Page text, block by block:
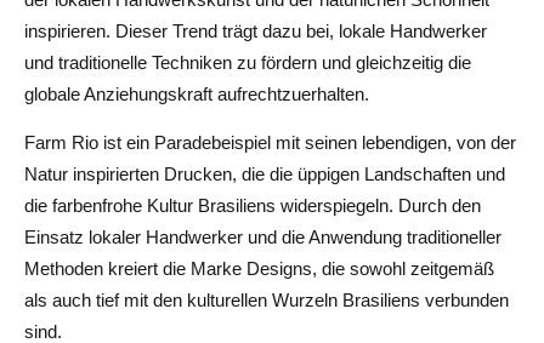
inspirieren. Dieser Trend trägt dazu bei, lokale Handwerker
und traditionelle Techniken zu fördern und gleichzeitig die
globale Anziehungskraft aufrechtzuerhalten.
Farm Rio ist ein Paradebeispiel mit seinen lebendigen, von der
Natur inspirierten Drucken, die die üppigen Landschaften und
die farbenfrohe Kultur Brasiliens widerspiegeln. Durch den
Einsatz lokaler Handwerker und die Anwendung traditioneller
Methoden kreiert die Marke Designs, die sowohl zeitgemäß
als auch tief mit den kulturellen Wurzeln Brasiliens verbunden
sind.